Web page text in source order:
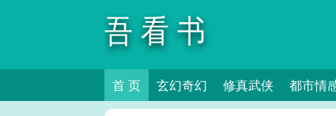
吾看书
首 页 玄幻奇幻 修真武侠 都市情